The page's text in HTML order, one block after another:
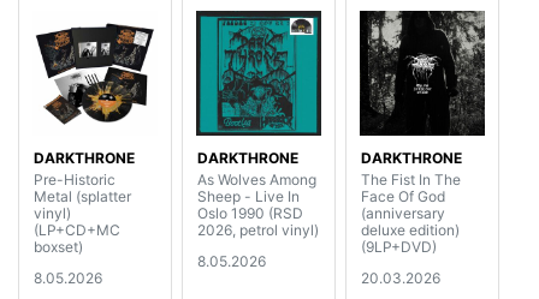
DARKTHRONE
Pre-Historic
Metal (splatter
vinyl)
(LP+CD+MC
boxset)
8.05.2026
DARKTHRONE
As Wolves Among
Sheep - Live In
Oslo 1990 (RSD
2026, petrol vinyl)
8.05.2026
DARKTHRONE
The Fist In The
Face Of God
(anniversary
deluxe edition)
(9LP+DVD)
20.03.2026